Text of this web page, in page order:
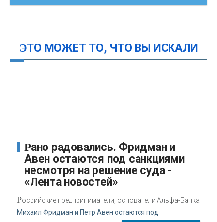
ЭТО МОЖЕТ ТО, ЧТО ВЫ ИСКАЛИ
Рано радовались. Фридман и
Авен остаются под санкциями
несмотря на решение суда -
«Лента новостей»
Российские предприниматели, основатели Альфа-Банка
Михаил Фридман и Петр Авен остаются под